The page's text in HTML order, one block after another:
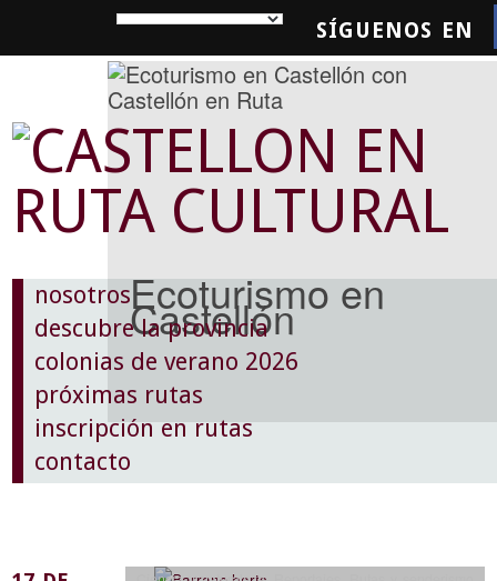
SÍGUENOS EN
Ecoturismo en
Castellón
nosotros
descubre la provincia
colonias de verano 2026
próximas rutas
inscripción en rutas
contacto